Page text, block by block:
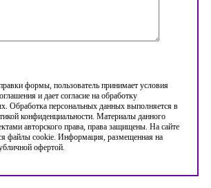
формы, пользователь принимает условия
и дает согласие на обработку
Обработка персональных данных выполняется в
конфиденциальности. Материалы данного
авторского права, права защищены. На сайте
файлы cookie. Информация, размещенная на
офертой.